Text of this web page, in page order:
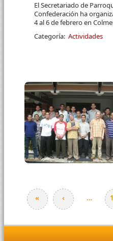
El Secretariado de
Confederación ha
4 al 6 de febrero en
Categoría: Actividades
Páginas
« ‹ …